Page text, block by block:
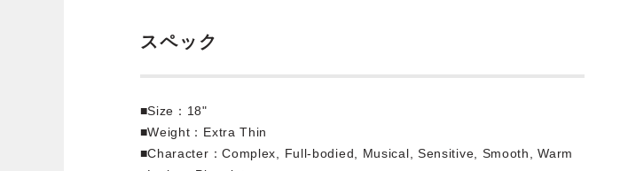
スペック
■Size：18"
■Weight：Extra Thin
■Character：Complex, Full-bodied, Musical, Sensitive, Smooth, Warm